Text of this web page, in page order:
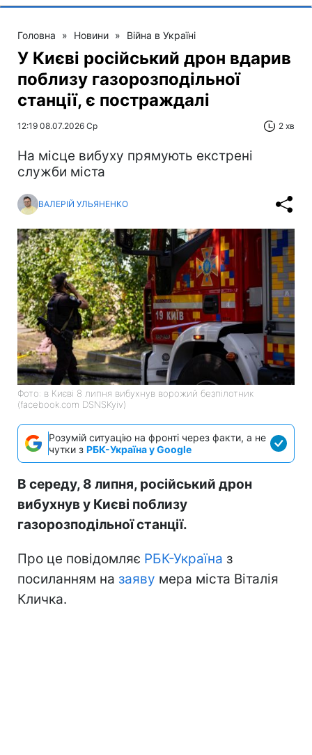
Головна » Новини » Війна в Україні
У Києві російський дрон вдарив
поблизу газорозподільної
станції, є постраждалі
12:19 08.07.2026 Ср 2 хв
На місце вибуху прямують екстрені
служби міста
ВАЛЕРІЙ УЛЬЯНЕНКО
Фото: в Києві 8 липня вибухнув ворожий безпілотник
(facebook.com DSNSKyiv)
Розумій ситуацію на фронті через факти, а не
чутки з РБК-Україна у Google
В середу, 8 липня, російський дрон
вибухнув у Києві поблизу
газорозподільної станції.
Про це повідомляє РБК-Україна з
посиланням на заяву мера міста Віталія
Кличка.